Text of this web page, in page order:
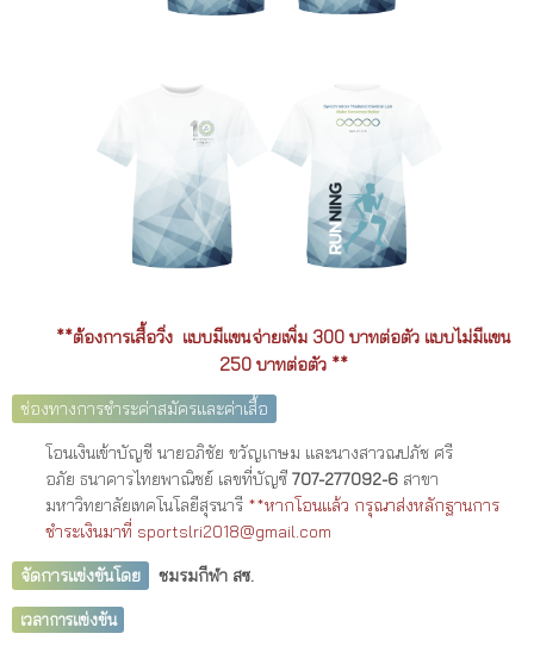
**ต้องการเสื้อวิ่ง แบบมีแขนจ่ายเพิ่ม 300 บาทต่อตัว แบบไม่มีแขน
250 บาทต่อตัว **
ช่องทางการชำระค่าสมัครและค่าเสื้อ
โอนเงินเข้าบัญชี นายอภิชัย ขวัญเกษม และนางสาวณปภัช ศรี
อภัย ธนาคารไทยพาณิชย์ เลขที่บัญซี 707-277092-6 สาขา
มหาวิทยาลัยเทคโนโลยีสุรนารี **หากโอนแล้ว กรุณาส่งหลักฐานการ
ชำระเงินมาที่ sportslri2018@gmail.com
จัดการแข่งขันโดย ชมรมกีฬา สซ.
เวลาการแข่งขัน